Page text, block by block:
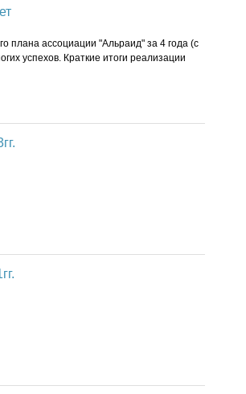
плана ассоциации "Альраид" за 4 года (с
успехов. Краткие итоги реализации